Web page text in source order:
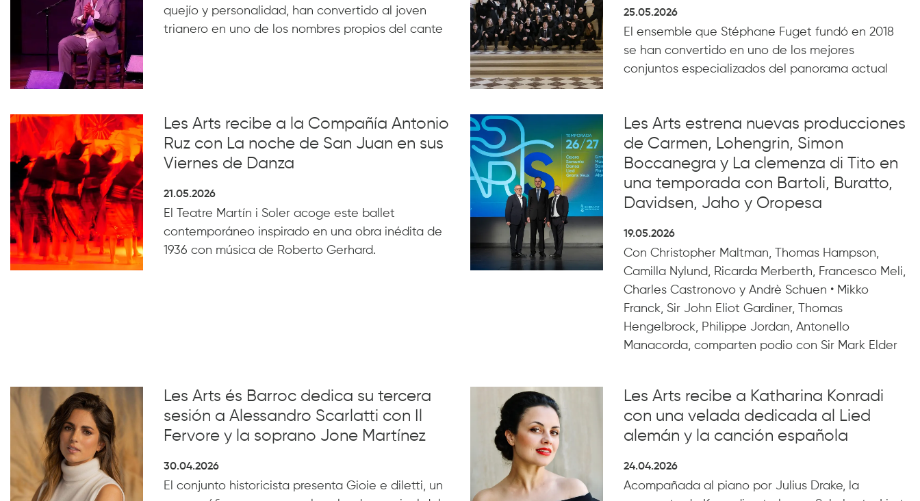
quejío y personalidad, han convertido al joven
trianero en uno de los nombres propios del cante
25.05.2026
El ensemble que Stéphane Fuget fundó en 2018
se han convertido en uno de los mejores
conjuntos especializados del panorama actual
Les Arts recibe a la Compañía Antonio
Ruz con La noche de San Juan en sus
Viernes de Danza
21.05.2026
El Teatre Martín i Soler acoge este ballet
contemporáneo inspirado en una obra inédita de
1936 con música de Roberto Gerhard.
Les Arts estrena nuevas producciones
de Carmen, Lohengrin, Simon
Boccanegra y La clemenza di Tito en
una temporada con Bartoli, Buratto,
Davidsen, Jaho y Oropesa
19.05.2026
Con Christopher Maltman, Thomas Hampson,
Camilla Nylund, Ricarda Merberth, Francesco Meli,
Charles Castronovo y Andrè Schuen • Mikko
Franck, Sir John Eliot Gardiner, Thomas
Hengelbrock, Philippe Jordan, Antonello
Manacorda, comparten podio con Sir Mark Elder
Les Arts és Barroc dedica su tercera
sesión a Alessandro Scarlatti con Il
Fervore y la soprano Jone Martínez
30.04.2026
El conjunto historicista presenta Gioie e diletti, un
Les Arts recibe a Katharina Konradi
con una velada dedicada al Lied
alemán y la canción española
24.04.2026
Acompañada al piano por Julius Drake, la